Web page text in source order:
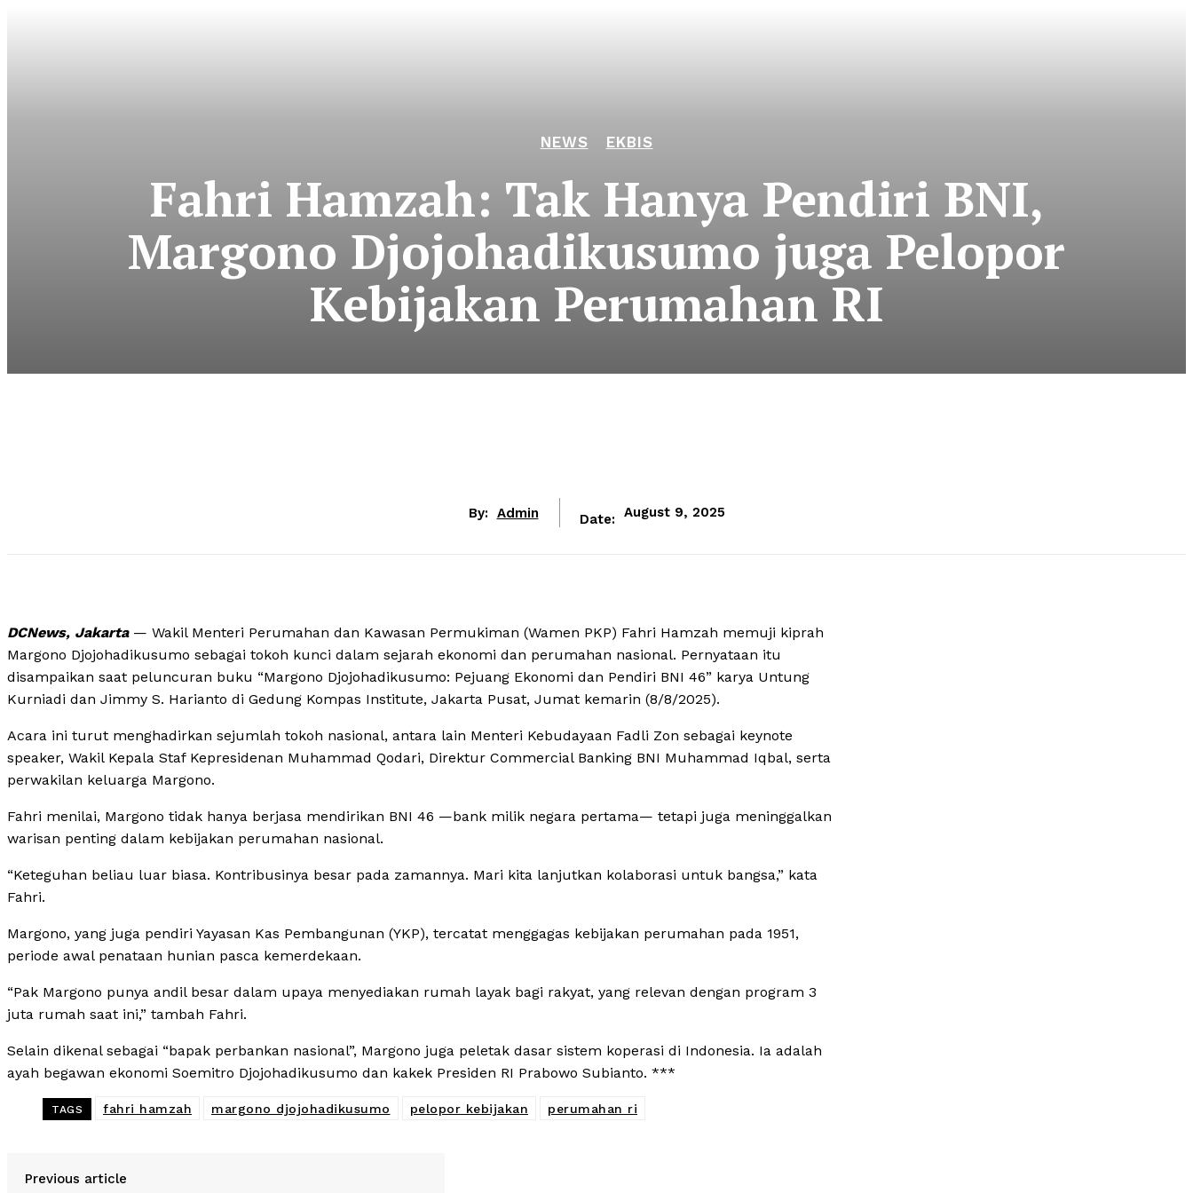
NEWS EKBIS
Fahri Hamzah: Tak Hanya Pendiri BNI,
Margono Djojohadikusumo juga Pelopor
Kebijakan Perumahan RI
By: Admin Date: August 9, 2025
DCNews, Jakarta — Wakil Menteri Perumahan dan Kawasan Permukiman (Wamen PKP) Fahri Hamzah memuji kiprah
Margono Djojohadikusumo sebagai tokoh kunci dalam sejarah ekonomi dan perumahan nasional. Pernyataan itu
disampaikan saat peluncuran buku “Margono Djojohadikusumo: Pejuang Ekonomi dan Pendiri BNI 46” karya Untung
Kurniadi dan Jimmy S. Harianto di Gedung Kompas Institute, Jakarta Pusat, Jumat kemarin (8/8/2025).
Acara ini turut menghadirkan sejumlah tokoh nasional, antara lain Menteri Kebudayaan Fadli Zon sebagai keynote
speaker, Wakil Kepala Staf Kepresidenan Muhammad Qodari, Direktur Commercial Banking BNI Muhammad Iqbal, serta
perwakilan keluarga Margono.
Fahri menilai, Margono tidak hanya berjasa mendirikan BNI 46 —bank milik negara pertama— tetapi juga meninggalkan
warisan penting dalam kebijakan perumahan nasional.
“Keteguhan beliau luar biasa. Kontribusinya besar pada zamannya. Mari kita lanjutkan kolaborasi untuk bangsa,” kata
Fahri.
Margono, yang juga pendiri Yayasan Kas Pembangunan (YKP), tercatat menggagas kebijakan perumahan pada 1951,
periode awal penataan hunian pasca kemerdekaan.
“Pak Margono punya andil besar dalam upaya menyediakan rumah layak bagi rakyat, yang relevan dengan program 3
juta rumah saat ini,” tambah Fahri.
Selain dikenal sebagai “bapak perbankan nasional”, Margono juga peletak dasar sistem koperasi di Indonesia. Ia adalah
ayah begawan ekonomi Soemitro Djojohadikusumo dan kakek Presiden RI Prabowo Subianto. ***
TAGS fahri hamzah margono djojohadikusumo pelopor kebijakan perumahan ri
Previous article